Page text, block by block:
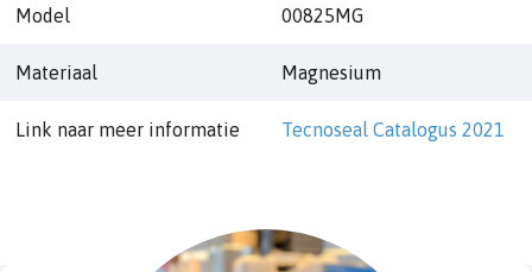
Model 00825MG
Materiaal Magnesium
Link naar meer informatie Tecnoseal Catalogus 2021